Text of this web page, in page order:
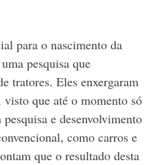
para o nascimento da
pesquisa que
tratores. Eles enxergaram
que até o momento só
e desenvolvimento
como carros e
que o resultado desta